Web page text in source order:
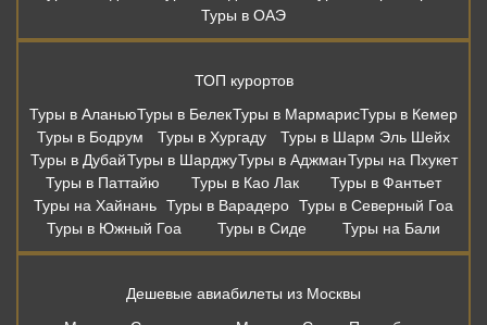
Туры в ОАЭ
ТОП курортов
Туры в АланьюТуры в БелекТуры в МармарисТуры в Кемер
Туры в Бодрум
Туры в Хургаду
Туры в Шарм Эль Шейх
Туры в ДубайТуры в ШарджуТуры в АджманТуры на Пхукет
Туры в Паттайю
Туры в Као Лак
Туры в Фантьет
Туры на Хайнань Туры в Варадеро Туры в Северный Гоа
Туры в Южный Гоа
Туры в Сиде Туры на Бали
Дешевые авиабилеты из Москвы